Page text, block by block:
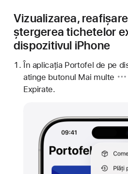
Vizualizarea,
ștergerea tichetelor
dispozitivul iPhone
În aplicația Portofel de pe
atinge butonul Mai multe
Expirate.